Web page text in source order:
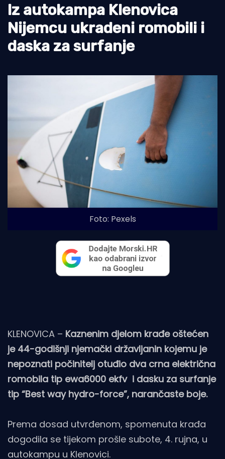
Ekologija
Tradicija i kultura
Iz autokampa Klenovica
Nijemcu ukradeni romobili i
daska za surfanje
Foto: Pexels
KLENOVICA – Kaznenim djelom krađe oštećen
je 44-godišnji njemački državljanin kojemu je
nepoznati počinitelj otuđio dva crna električna
romobila tip ewa6000 ekfv i dasku za surfanje
tip “Best way hydro-force”, narančaste boje.
Prema dosad utvrđenom, spomenuta krađa
dogodila se tijekom prošle subote, 4. rujna, u
autokampu u Klenovici.